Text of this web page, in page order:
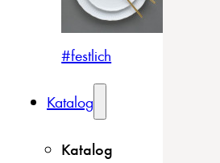
#festlich
Katalog
Katalog